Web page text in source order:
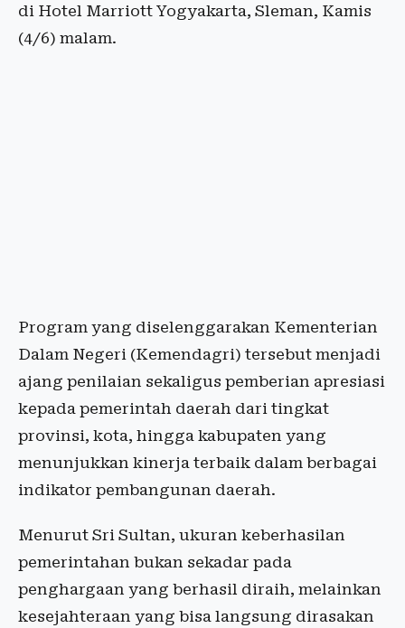
di Hotel Marriott Yogyakarta, Sleman, Kamis
(4/6) malam.
Program yang diselenggarakan Kementerian
Dalam Negeri (Kemendagri) tersebut menjadi
ajang penilaian sekaligus pemberian apresiasi
kepada pemerintah daerah dari tingkat
provinsi, kota, hingga kabupaten yang
menunjukkan kinerja terbaik dalam berbagai
indikator pembangunan daerah.
Menurut Sri Sultan, ukuran keberhasilan
pemerintahan bukan sekadar pada
penghargaan yang berhasil diraih, melainkan
kesejahteraan yang bisa langsung dirasakan